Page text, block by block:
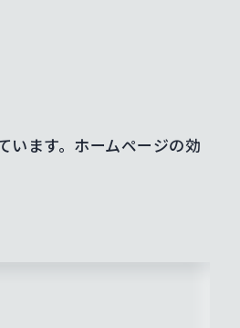
います。ホームページの効